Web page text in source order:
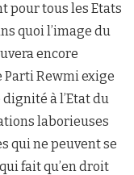
pour tous les Etats
quoi l’image du
encore
Rewmi exige
à l’Etat du
laborieuses
qui ne peuvent se
fait qu’en droit